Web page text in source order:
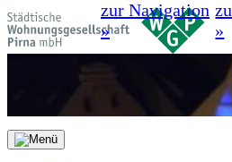
zur Navigation
»
»